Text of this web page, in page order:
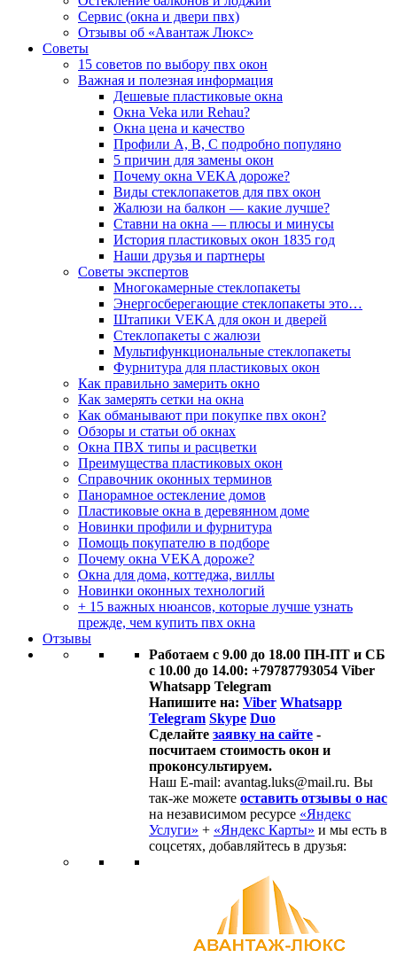
Сервис (окна и двери пвх)
Отзывы об «Авантаж Люкс»
Советы
15 советов по выбору пвх окон
Важная и полезная информация
Дешевые пластиковые окна
Окна Veka или Rehau?
Окна цена и качество
Профили А, В, С подробно популяно
5 причин для замены окон
Почему окна VEKA дороже?
Виды стеклопакетов для пвх окон
Жалюзи на балкон — какие лучше?
Ставни на окна — плюсы и минусы
История пластиковых окон 1835 год
Наши друзья и партнеры
Советы экспертов
Многокамерные стеклопакеты
Энергосберегающие стеклопакеты это…
Штапики VEKA для окон и дверей
Стеклопакеты с жалюзи
Мультифункциональные стеклопакеты
Фурнитура для пластиковых окон
Как правильно замерить окно
Как замерять сетки на окна
Как обманывают при покупке пвх окон?
Обзоры и статьи об окнах
Окна ПВХ типы и расцветки
Преимущества пластиковых окон
Справочник оконных терминов
Панорамное остекление домов
Пластиковые окна в деревянном доме
Новинки профили и фурнитура
Помощь покупателю в подборе
Почему окна VEKA дороже?
Окна для дома, коттеджа, виллы
Новинки оконных технологий
+ 15 важных нюансов, которые лучше узнать
прежде, чем купить пвх окна
Отзывы
Работаем с 9.00 до 18.00 ПН-ПТ и СБ
с 10.00 до 14.00: +79787793054 Viber
Whatsapp Telegram
Напишите на: Viber Whatsapp
Telegram Skype Duo
Сделайте заявку на сайте -
посчитаем стоимость окон и
проконсультируем.
Наш E-mail: avantag.luks@mail.ru. Вы
так-же можете оставить отзывы о нас
на независимом ресурсе «Яндекс
Услуги» + «Яндекс Карты» и мы есть в
соцсетях, добавляйтесь в друзья: